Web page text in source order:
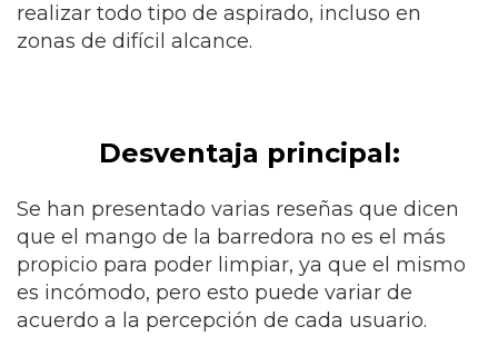
realizar todo tipo de aspirado, incluso en
zonas de difícil alcance.
Desventaja principal:
Se han presentado varias reseñas que dicen
que el mango de la barredora no es el más
propicio para poder limpiar, ya que el mismo
es incómodo, pero esto puede variar de
acuerdo a la percepción de cada usuario.